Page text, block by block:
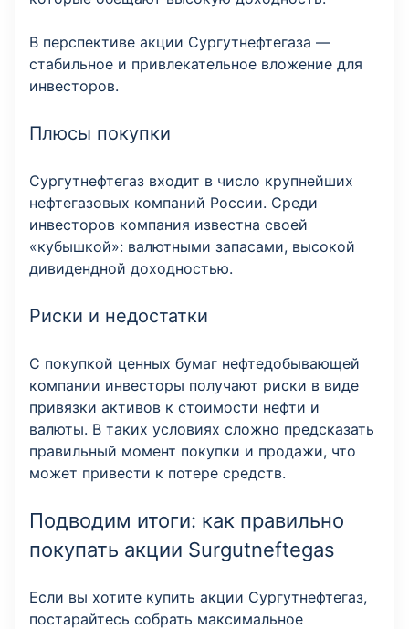
В перспективе акции Сургутнефтегаза —
стабильное и привлекательное вложение для
инвесторов.
Плюсы покупки
Сургутнефтегаз входит в число крупнейших
нефтегазовых компаний России. Среди
инвесторов компания известна своей
«кубышкой»: валютными запасами, высокой
дивидендной доходностью.
Риски и недостатки
С покупкой ценных бумаг нефтедобывающей
компании инвесторы получают риски в виде
привязки активов к стоимости нефти и
валюты. В таких условиях сложно предсказать
правильный момент покупки и продажи, что
может привести к потере средств.
Подводим итоги: как правильно
покупать акции Surgutneftegas
Если вы хотите купить акции Сургутнефтегаз,
постарайтесь собрать максимальное